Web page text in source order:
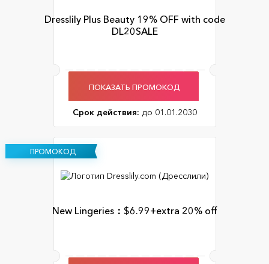
Dresslily Plus Beauty 19% OFF with code
DL20SALE
ПОКАЗАТЬ ПРОМОКОД
Срок действия: до 01.01.2030
ПРОМОКОД
New Lingeries：$6.99+extra 20% off